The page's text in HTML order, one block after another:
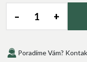
– +
Poradíme Vám?